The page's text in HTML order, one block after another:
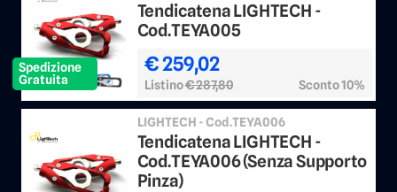
Spedizione
Gratuita
Tendicatena LIGHTECH -
Cod.TEYA005
€ 259,02
Listino€ 287,80 Sconto 10%
LIGHTECH - Cod.TEYA006
Tendicatena LIGHTECH -
Cod.TEYA006 (Senza Supporto
Pinza)